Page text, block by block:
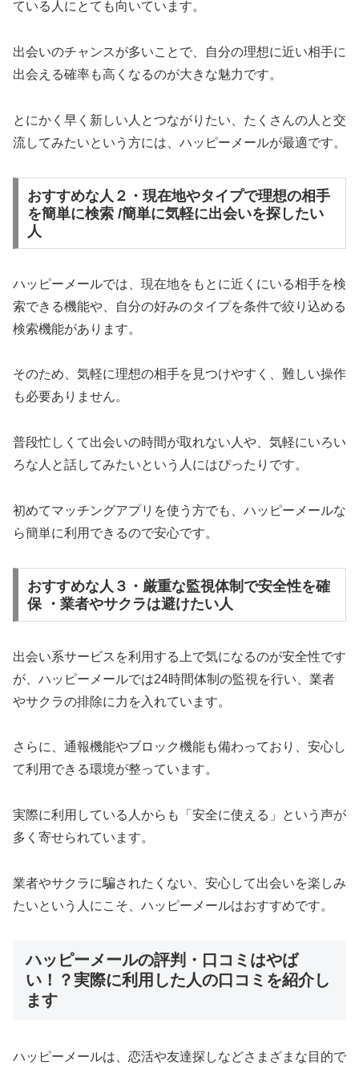
ている人にとても向いています。
出会いのチャンスが多いことで、自分の理想に近い相手に
出会える確率も高くなるのが大きな魅力です。
とにかく早く新しい人とつながりたい、たくさんの人と交
流してみたいという方には、ハッピーメールが最適です。
おすすめな人２・現在地やタイプで理想の相手
を簡単に検索 /簡単に気軽に出会いを探したい
人
ハッピーメールでは、現在地をもとに近くにいる相手を検
索できる機能や、自分の好みのタイプを条件で絞り込める
検索機能があります。
そのため、気軽に理想の相手を見つけやすく、難しい操作
も必要ありません。
普段忙しくて出会いの時間が取れない人や、気軽にいろい
ろな人と話してみたいという人にはぴったりです。
初めてマッチングアプリを使う方でも、ハッピーメールな
ら簡単に利用できるので安心です。
おすすめな人３・厳重な監視体制で安全性を確
保 ・業者やサクラは避けたい人
出会い系サービスを利用する上で気になるのが安全性です
が、ハッピーメールでは24時間体制の監視を行い、業者
やサクラの排除に力を入れています。
さらに、通報機能やブロック機能も備わっており、安心し
て利用できる環境が整っています。
実際に利用している人からも「安全に使える」という声が
多く寄せられています。
業者やサクラに騙されたくない、安心して出会いを楽しみ
たいという人にこそ、ハッピーメールはおすすめです。
ハッピーメールの評判・口コミはやば
い！？実際に利用した人の口コミを紹介し
ます
ハッピーメールは、恋活や友達探しなどさまざまな目的で